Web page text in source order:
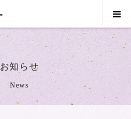
お知らせ
News